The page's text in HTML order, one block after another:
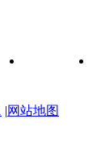
|网站地图